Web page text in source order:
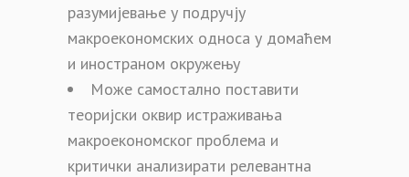
разумијевање у подручју
макроекономских односа у домаћем
и иностраном окружењу
Може самостално поставити
теоријски оквир истраживања
макроекономског проблема и
критички анализирати релевантна